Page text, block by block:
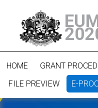
HOME GRANT
FILE PREVIEW
E-